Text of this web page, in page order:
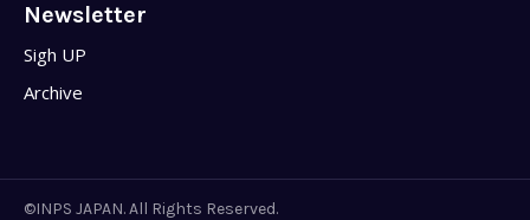
Newsletter
Sigh UP
Archive
©INPS JAPAN. All Rights Reserved.